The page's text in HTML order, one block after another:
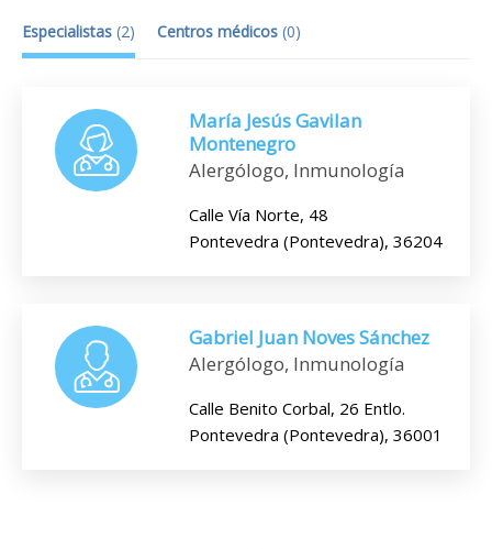
Especialistas (2) Centros médicos (0)
María Jesús Gavilan
Montenegro
Alergólogo, Inmunología
Calle Vía Norte, 48
Pontevedra (Pontevedra), 36204
Gabriel Juan Noves Sánchez
Alergólogo, Inmunología
Calle Benito Corbal, 26 Entlo.
Pontevedra (Pontevedra), 36001